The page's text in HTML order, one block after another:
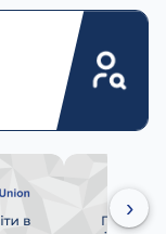
›